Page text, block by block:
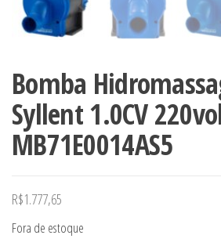
Bomba
Syllent 1.0CV
MB71E0014AS5
R$1.777,65
Fora de estoque